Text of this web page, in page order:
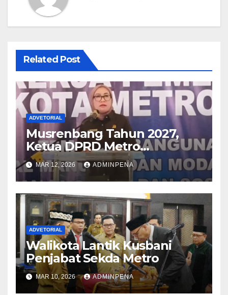
Related Post
ADVETORIAL
Musrenbang Tahun 2027,
Ketua DPRD Metro
Sampaikan Soal Infrastruktur
hingga Ketahanan Pangan
MAR 12, 2026 ADMINPENA
ADVETORIAL
Walikota Lantik Kusbani
Penjabat Sekda Metro
MAR 10, 2026 ADMINPENA